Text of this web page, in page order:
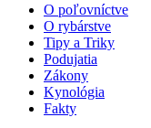
O poľovníctve
O rybárstve
Tipy a Triky
Podujatia
Zákony
Kynológia
Fakty